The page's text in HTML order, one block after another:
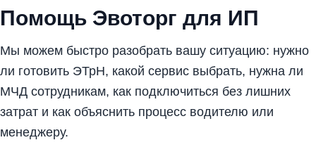
Помощь Эвоторг для ИП
Мы можем быстро разобрать вашу ситуацию: нужно
ли готовить ЭТрН, какой сервис выбрать, нужна ли
МЧД сотрудникам, как подключиться без лишних
затрат и как объяснить процесс водителю или
менеджеру.